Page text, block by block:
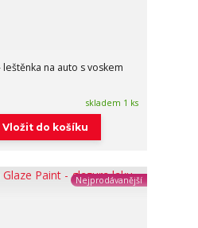
na auto s voskem
skladem 1 ks
Vložit do košíku
Nejprodávanější